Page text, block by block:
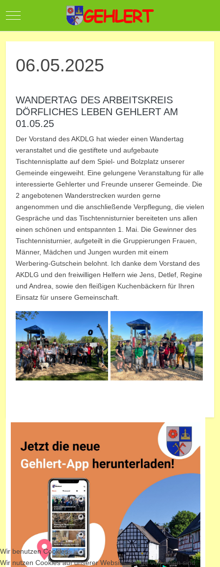
Mobile Menu Toggle
06.05.2025
WANDERTAG DES ARBEITSKREIS
DÖRFLICHES LEBEN GEHLERT AM
01.05.25
Der Vorstand des AKDLG hat wieder einen Wandertag
veranstaltet und die gestiftete und aufgebaute
Tischtennisplatte auf dem Spiel- und Bolzplatz unserer
Gemeinde eingeweiht. Eine gelungene Veranstaltung für alle
interessierte Gehlerter und Freunde unserer Gemeinde. Die
2 angebotenen Wanderstrecken wurden gerne
angenommen und die anschließende Verpflegung, die vielen
Gespräche und das Tischtennisturnier bereiteten uns allen
einen schönen und entspannten 1. Mai. Die Gewinner des
Tischtennisturnier, aufgeteilt in die Gruppierungen Frauen,
Männer, Mädchen und Jungen wurden mit einem
Werbering-Gutschein belohnt. Ich danke dem Vorstand des
AKDLG und den freiwilligen Helfern wie Jens, Detlef, Regine
und Andrea, sowie den fleißigen Kuchenbäckern für Ihren
Einsatz für unsere Gemeinschaft.
Wir benutzen Cookies
Wir nutzen Cookies auf unserer Website. Einige von ihnen sind